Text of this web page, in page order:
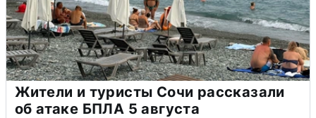
Жители и туристы Сочи рассказали
об атаке БПЛА 5 августа